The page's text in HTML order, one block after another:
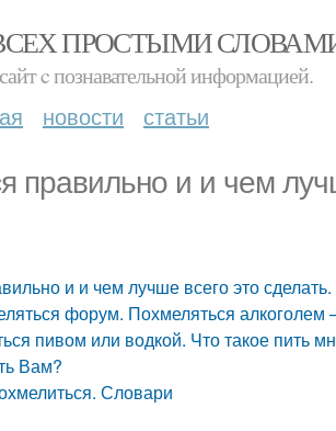
ПРОСТЫМИ
c познавательной информацией.
новости статьи
правильно и и чем
и и чем лучше всего это
форум. Похмеляться
пивом или водкой. Что такое пить
Вам?
Словари